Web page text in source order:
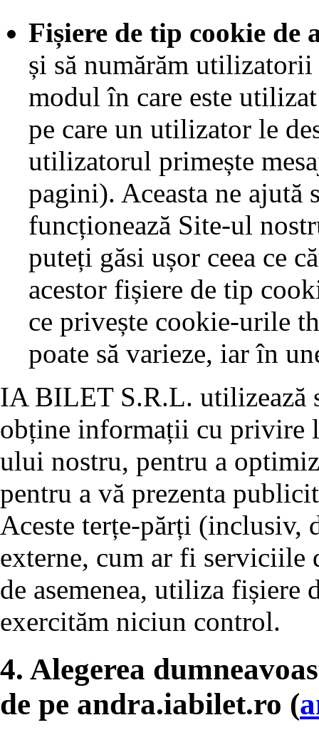
Fișiere de tip cookie de
și să numărăm
modul în care este
pe care un utilizator le
utilizatorul primește
pagini). Aceasta ne ajută
funcționează Site-ul
puteți găsi ușor ceea ce
acestor fișiere de tip
ce privește cookie-urile
poate să varieze, iar în
IA BILET S.R.L. utilizează
obține informații cu privire
ului nostru, pentru a
pentru a vă prezenta
Aceste terțe-părți (inclusiv,
externe, cum ar fi serviciile
de asemenea, utiliza fișiere
exercităm niciun control.
4. Alegerea
de pe andra.iabilet.ro (